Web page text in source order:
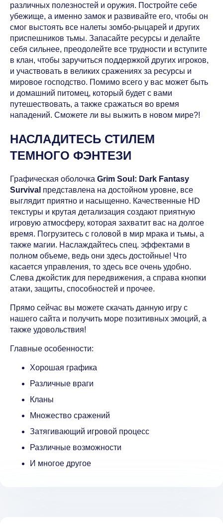
различных полезностей и оружия. Постройте себе
убежище, а именно замок и развивайте его, чтобы он
смог выстоять все налеты зомбо-рыцарей и других
приспешников тьмы. Запасайте ресурсы и делайте
себя сильнее, преодолейте все трудности и вступите
в клан, чтобы заручиться поддержкой других игроков,
и участвовать в великих сражениях за ресурсы и
мировое господство. Помимо всего у вас может быть
и домашний питомец, который будет с вами
путешествовать, а также сражаться во время
нападений. Сможете ли вы выжить в новом мире?!
НАСЛАДИТЕСЬ СТИЛЕМ
ТЕМНОГО ФЭНТЕЗИ
Графическая оболочка Grim Soul: Dark Fantasy
Survival представлена на достойном уровне, все
выглядит приятно и насыщенно. Качественные HD
текстуры и крутая детализация создают приятную
игровую атмосферу, которая захватит вас на долгое
время. Погрузитесь с головой в мир мрака и тьмы, а
также магии. Наслаждайтесь спец. эффектами в
полном объеме, ведь они здесь достойные! Что
касается управления, то здесь все очень удобно.
Слева джойстик для передвижения, а справа кнопки
атаки, защиты, способностей и прочее.
Прямо сейчас вы можете скачать данную игру с
нашего сайта и получить море позитивных эмоций, а
также удовольствия!
Главные особенности:
Хорошая графика
Различные враги
Кланы
Множество сражений
Затягивающий игровой процесс
Различные возможности
И многое другое